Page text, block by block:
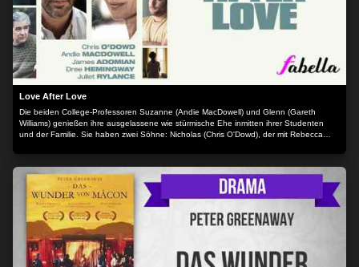
Love After Love
Die beiden College-Professoren Suzanne (Andie MacDowell) und Glenn (Gareth
Williams) genießen ihre ausgelassene wie stürmische Ehe inmitten ihrer Studenten
und der Familie. Sie haben zwei Söhne: Nicholas (Chris O'Dowd), der mit Rebecca
Chris (James Adomian), der beständig nach einer Möglichkeit sucht, seine nicht ganz
klar zu definierende Kreativität in geeignete Bahnen zu lenken. Als Glenn schwer an
Krebs erkrankt, beschließt die Familie, die letzten Sommertage gemeinsam mit ihm zu
verbringen. Der unausweichliche Tod von Glenn löst einige kuriose wie
widersprüchliche Reaktionen aus: Nicholas trennt sich plötzlich von seiner langjährigen
Freundin Rebecca und stürzt sich in eine Affäre mit Emilie (Dree Hemingway), einer
von Vaters Studentinnen; Suzanne, die mit einem Mal ihre Rolle als Mutter und
Ehefrau verloren hat, beginnt sich gleich mit einer ganzen Reihe von Männern zu
treffen; und Nicholas versucht verzweifelt, seine Künstler-Karriere voranzutreiben und
muss dabei einen herben Rückschlag nach dem anderen einstecken. Was allen